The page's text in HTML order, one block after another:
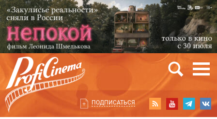
ПОДПИСАТЬСЯ